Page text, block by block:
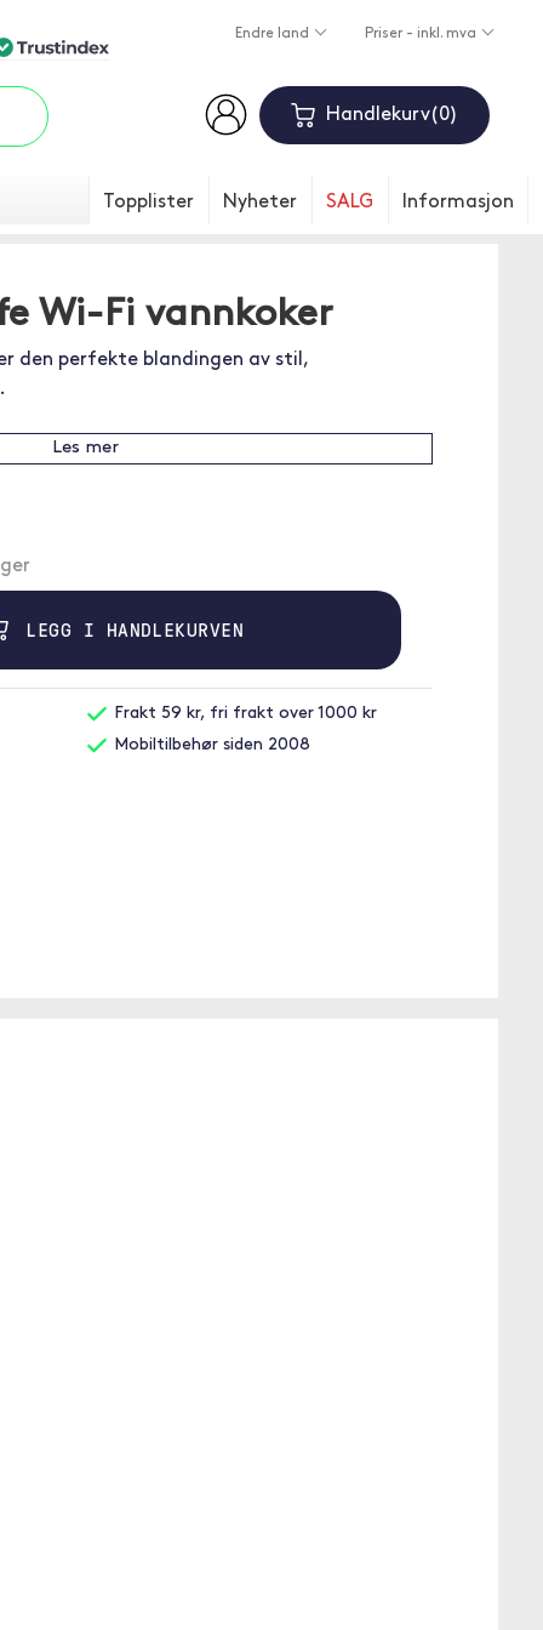
Endre land Priser - inkl. mva
Handlekurv 0
Topplister Nyheter SALG Informasjon
Wi-Fi vannkoker
den perfekte blandingen av stil,
Les mer
LEGG I HANDLEKURVEN
Frakt 59 kr, fri frakt over 1000 kr
Mobiltilbehør siden 2008